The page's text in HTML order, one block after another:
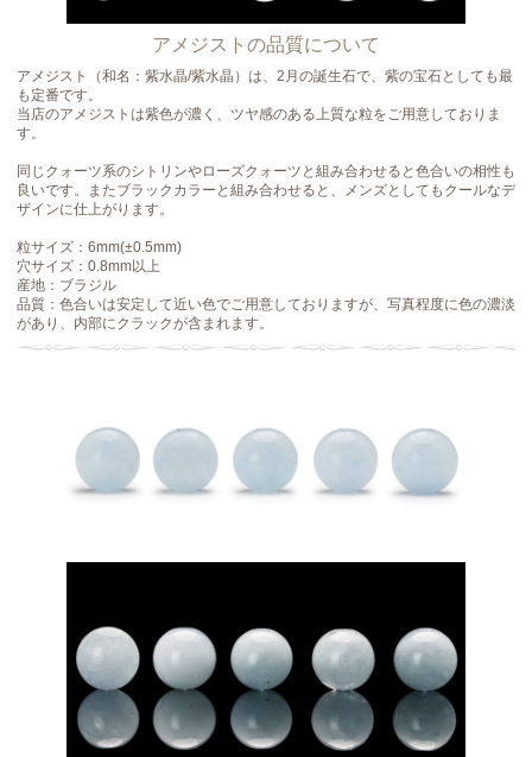
アメジストの品質について
アメジスト（和名：紫水晶/紫水晶）は、2月の誕生石で、紫の宝石としても最
も定番です。
当店のアメジストは紫色が濃く、ツヤ感のある上質な粒をご用意しておりま
す。
同じクォーツ系のシトリンやローズクォーツと組み合わせると色合いの相性も
良いです。またブラックカラーと組み合わせると、メンズとしてもクールなデ
ザインに仕上がります。
粒サイズ：6mm(±0.5mm)
穴サイズ：0.8mm以上
産地：ブラジル
品質：色合いは安定して近い色でご用意しておりますが、写真程度に色の濃淡
があり、内部にクラックが含まれます。